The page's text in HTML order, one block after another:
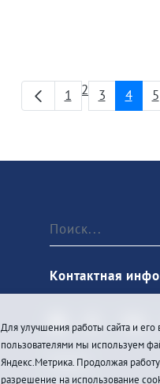
Страница
1 Страница
2
Страница
3 4 5
Контактная
Войти
Для улучшения работы сайта и его
пользователями мы используем
Яндекс.Метрика. Продолжая
разрешение на использование